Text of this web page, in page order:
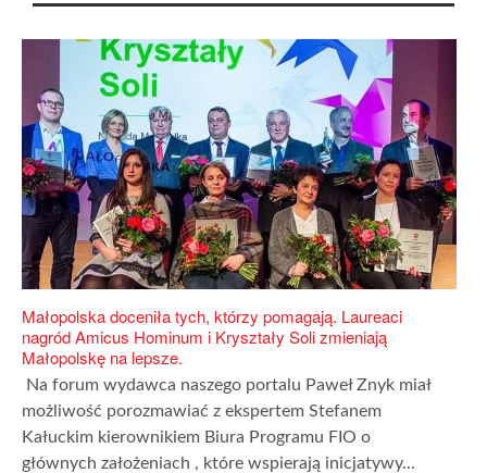
Małopolska doceniła tych, którzy pomagają. Laureaci
nagród Amicus Hominum i Kryształy Soli zmieniają
Małopolskę na lepsze.
Na forum wydawca naszego portalu Paweł Znyk miał
możliwość porozmawiać z ekspertem Stefanem
Kałuckim kierownikiem Biura Programu FIO o
głównych założeniach , które wspierają inicjatywy...